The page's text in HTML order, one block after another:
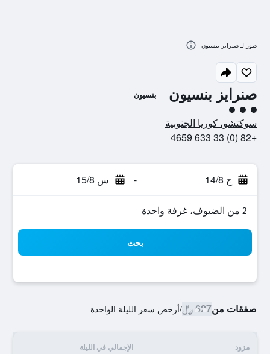
صنرايز بنسيون بنسيون
تقييم فئة 3
سوكتشو، كوريا الجنوبية
+82 (0) 33 633 4659
ج 14/8 - س 15/8
2 من الضيوف، غرفة واحدة
بحث
صفقات من627 ﷼ /أرخص سعر الليلة الواحدة
مزود الإجمالي في الليلة
صور لـ صنرايز بنسيون